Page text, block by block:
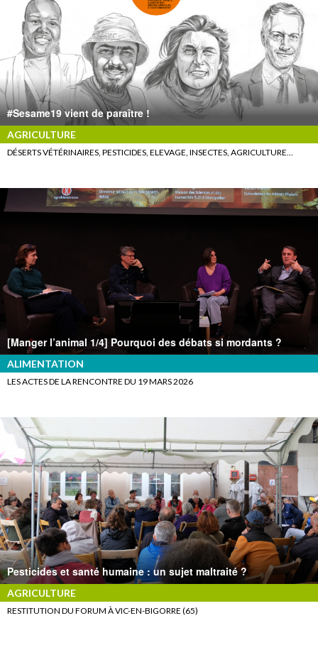
#Sesame19 vient de paraître !
AGRICULTURE
DÉSERTS VÉTÉRINAIRES, PESTICIDES, ELEVAGE, INSECTES, AGRICULTURE…
[Manger l’animal 1/4] Pourquoi des débats si mordants ?
ALIMENTATION
LES ACTES DE LA RENCONTRE DU 19 MARS 2026
Pesticides et santé humaine : un sujet maltraité ?
AGRICULTURE
RESTITUTION DU FORUM À VIC-EN-BIGORRE (65)